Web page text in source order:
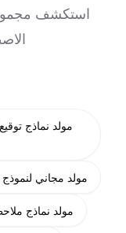
استكشف
مولد نماذج
مولد مجاني
مولد نماذج